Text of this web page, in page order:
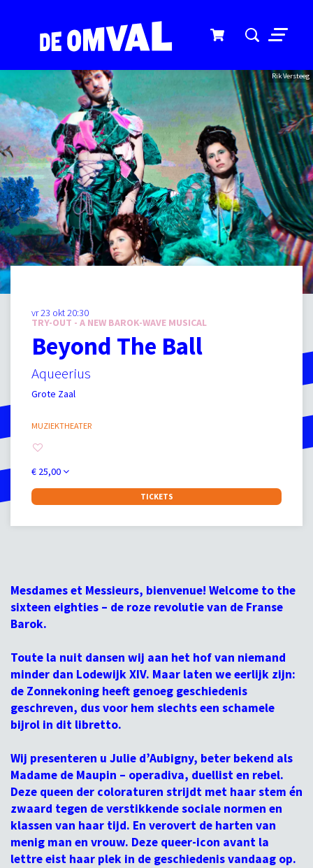
Menu
Rik Versteeg
Beyond The Ball
Aqueerius
TRY-OUT - A NEW BAROK-WAVE MUSICAL
vr 23 okt20:30
Grote Zaal
MUZIEKTHEATER
€ 25,00
TICKETS
Mesdames et Messieurs, bienvenue! Welcome to the
sixteen eighties – de roze revolutie van de Franse
Barok.
Toute la nuit dansen wij aan het hof van niemand
minder dan Lodewijk XIV. Maar laten we eerlijk zijn:
de Zonnekoning heeft genoeg geschiedenis
geschreven, dus voor hem slechts een schamele
bijrol in dit libretto.
Wij presenteren u Julie d’Aubigny, beter bekend als
Madame de Maupin – operadiva, duellist en rebel.
Deze queen der coloraturen strijdt met haar stem én
zwaard tegen de verstikkende sociale normen en
klassen van haar tijd. En verovert de harten van
menig man en vrouw. Deze queer-icon avant la
lettre eist haar plek in de geschiedenis vandaag op.